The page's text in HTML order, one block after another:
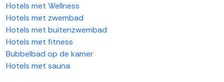
Hotels met Wellness
Hotels met zwembad
Hotels met buitenzwembad
Hotels met fitness
Bubbelbad op de kamer
Hotels met sauna